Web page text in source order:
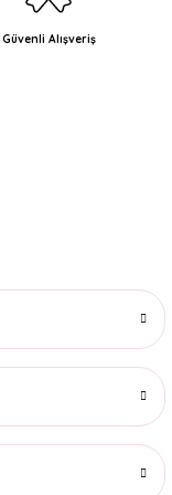
Güvenli Alışveriş